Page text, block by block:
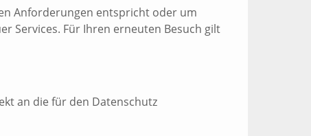
Anforderungen entspricht oder um
Services. Für Ihren erneuten Besuch gilt
an die für den Datenschutz